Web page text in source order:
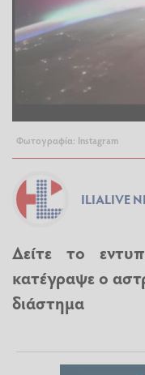
Φωτογραφία: Instagram
ILIALIVE
Δείτε το
κατέγραψε ο
διάστημα